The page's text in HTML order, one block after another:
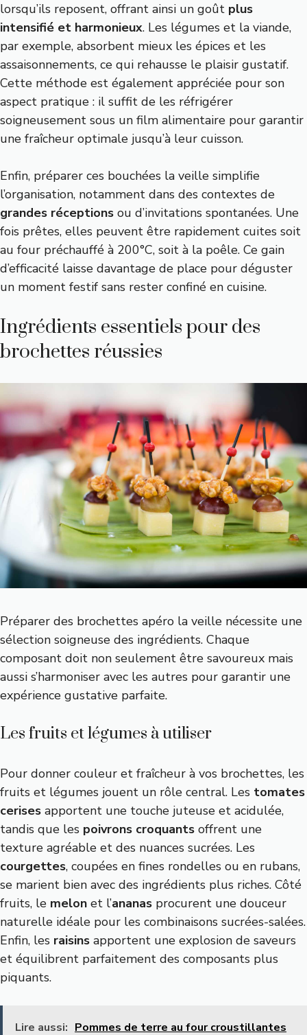
lorsqu’ils reposent, offrant ainsi un goût plus
intensifié et harmonieux. Les légumes et la viande,
par exemple, absorbent mieux les épices et les
assaisonnements, ce qui rehausse le plaisir gustatif.
Cette méthode est également appréciée pour son
aspect pratique : il suffit de les réfrigérer
soigneusement sous un film alimentaire pour garantir
une fraîcheur optimale jusqu’à leur cuisson.
Enfin, préparer ces bouchées la veille simplifie
l’organisation, notamment dans des contextes de
grandes réceptions ou d’invitations spontanées. Une
fois prêtes, elles peuvent être rapidement cuites soit
au four préchauffé à 200°C, soit à la poêle. Ce gain
d’efficacité laisse davantage de place pour déguster
un moment festif sans rester confiné en cuisine.
Ingrédients essentiels pour des
brochettes réussies
Préparer des brochettes apéro la veille nécessite une
sélection soigneuse des ingrédients. Chaque
composant doit non seulement être savoureux mais
aussi s’harmoniser avec les autres pour garantir une
expérience gustative parfaite.
Les fruits et légumes à utiliser
Pour donner couleur et fraîcheur à vos brochettes, les
fruits et légumes jouent un rôle central. Les tomates
cerises apportent une touche juteuse et acidulée,
tandis que les poivrons croquants offrent une
texture agréable et des nuances sucrées. Les
courgettes, coupées en fines rondelles ou en rubans,
se marient bien avec des ingrédients plus riches. Côté
fruits, le melon et l’ananas procurent une douceur
naturelle idéale pour les combinaisons sucrées-salées.
Enfin, les raisins apportent une explosion de saveurs
et équilibrent parfaitement des composants plus
piquants.
Lire aussi: Pommes de terre au four croustillantes